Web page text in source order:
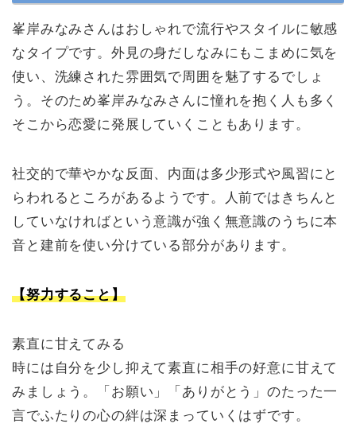
峯岸みなみさんはおしゃれで流行やスタイルに敏感
なタイプです。外見の身だしなみにもこまめに気を
使い、洗練された雰囲気で周囲を魅了するでしょ
う。そのため峯岸みなみさんに憧れを抱く人も多く
そこから恋愛に発展していくこともあります。
社交的で華やかな反面、内面は多少形式や風習にと
らわれるところがあるようです。人前ではきちんと
していなければという意識が強く無意識のうちに本
音と建前を使い分けている部分があります。
【努力すること】
素直に甘えてみる
時には自分を少し抑えて素直に相手の好意に甘えて
みましょう。「お願い」「ありがとう」のたった一
言でふたりの心の絆は深まっていくはずです。